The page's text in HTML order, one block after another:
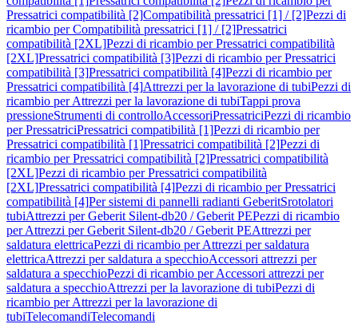
Pressatrici compatibilità [2]Compatibilità pressatrici [1] / [2]Pezzi di
ricambio per Compatibilità pressatrici [1] / [2]Pressatrici
compatibilità [2XL]Pezzi di ricambio per Pressatrici compatibilità
[2XL]Pressatrici compatibilità [3]Pezzi di ricambio per Pressatrici
compatibilità [3]Pressatrici compatibilità [4]Pezzi di ricambio per
Pressatrici compatibilità [4]Attrezzi per la lavorazione di tubiPezzi di
ricambio per Attrezzi per la lavorazione di tubiTappi prova
pressioneStrumenti di controlloAccessoriPressatriciPezzi di ricambio
per PressatriciPressatrici compatibilità [1]Pezzi di ricambio per
Pressatrici compatibilità [1]Pressatrici compatibilità [2]Pezzi di
ricambio per Pressatrici compatibilità [2]Pressatrici compatibilità
[2XL]Pezzi di ricambio per Pressatrici compatibilità
[2XL]Pressatrici compatibilità [4]Pezzi di ricambio per Pressatrici
compatibilità [4]Per sistemi di pannelli radianti GeberitSrotolatori
tubiAttrezzi per Geberit Silent-db20 / Geberit PEPezzi di ricambio
per Attrezzi per Geberit Silent-db20 / Geberit PEAttrezzi per
saldatura elettricaPezzi di ricambio per Attrezzi per saldatura
elettricaAttrezzi per saldatura a specchioAccessori attrezzi per
saldatura a specchioPezzi di ricambio per Accessori attrezzi per
saldatura a specchioAttrezzi per la lavorazione di tubiPezzi di
ricambio per Attrezzi per la lavorazione di
tubiTelecomandiTelecomandi